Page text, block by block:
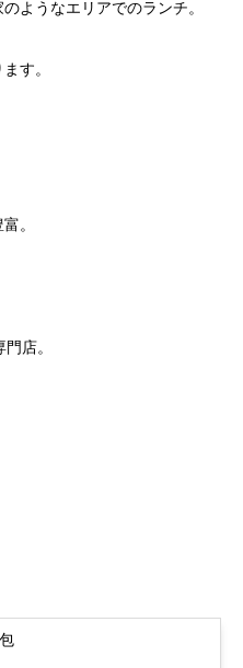
ようなエリアでのランチ。
す。
。
店。